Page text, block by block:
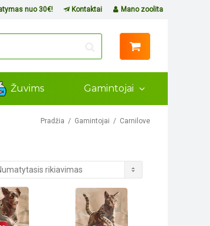
nuo 30€! Kontaktai Mano zoolita
Žuvims Gamintojai
Pradžia Gamintojai Carnilove